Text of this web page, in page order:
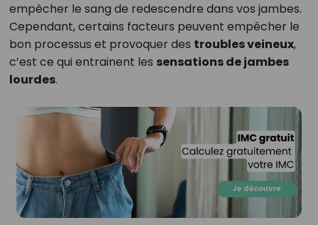
empêcher le sang de redescendre dans vos jambes.
Cependant, certains facteurs peuvent empêcher le
bon processus et provoquer des troubles veineux,
c’est ce qui entrainent les sensations de jambes
lourdes.